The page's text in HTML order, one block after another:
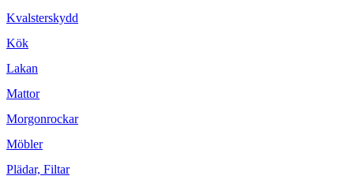
Kvalsterskydd
Kök
Lakan
Mattor
Morgonrockar
Möbler
Plädar, Filtar